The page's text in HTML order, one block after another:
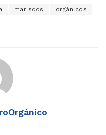
mariscos orgánicos